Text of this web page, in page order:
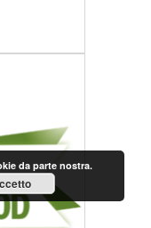
da parte nostra.